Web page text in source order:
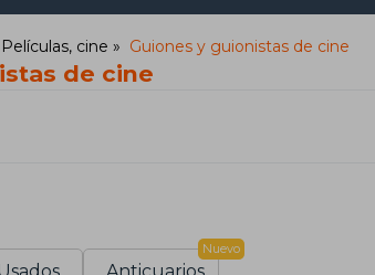
Películas, cine Guiones y guionistas de cine
de cine
Anticuarios
Nuevo